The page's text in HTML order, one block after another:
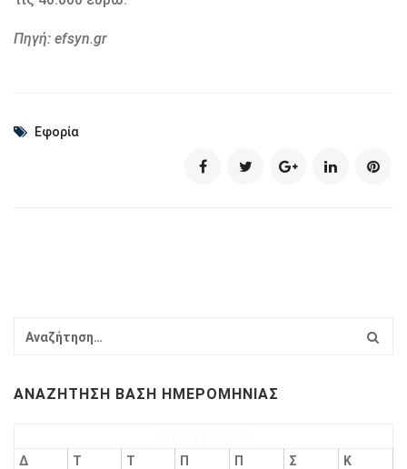
Πηγή: efsyn.gr
Εφορία
ΑΝΑΖΉΤΗΣΗ ΒΆΣΗ ΗΜΕΡΟΜΗΝΊΑΣ
Δ
Τ Τ Π Π Σ
Κ